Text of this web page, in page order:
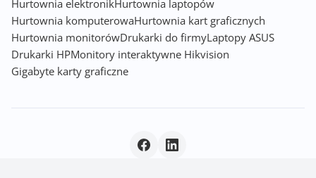
Hurtownia elektronikHurtownia laptopów
Hurtownia komputerowaHurtownia kart graficznych
Hurtownia monitorówDrukarki do firmyLaptopy ASUS
Drukarki HPMonitory interaktywne Hikvision
Gigabyte karty graficzne